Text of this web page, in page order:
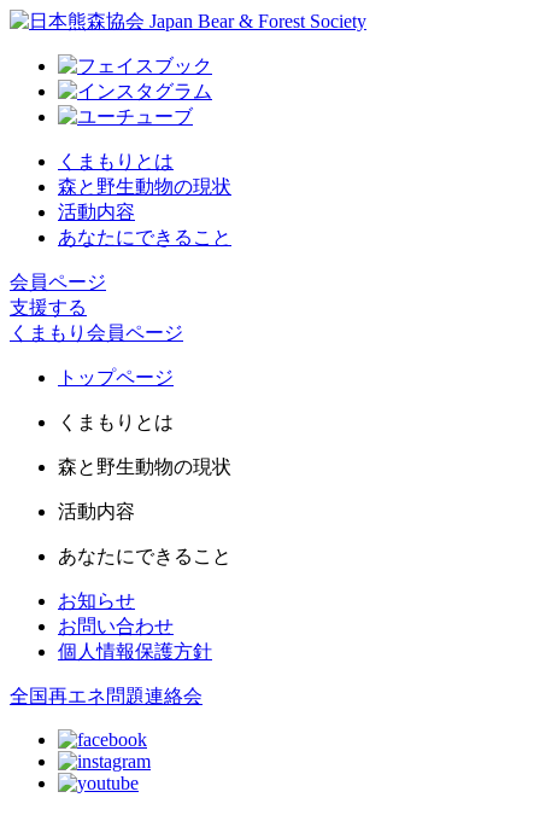
くまもりとは
森と野生動物の現状
活動内容
あなたにできること
会員ページ
支援する
くまもり会員ページ
トップページ
くまもりとは
森と野生動物の現状
活動内容
あなたにできること
お知らせ
お問い合わせ
個人情報保護方針
全国再エネ問題連絡会